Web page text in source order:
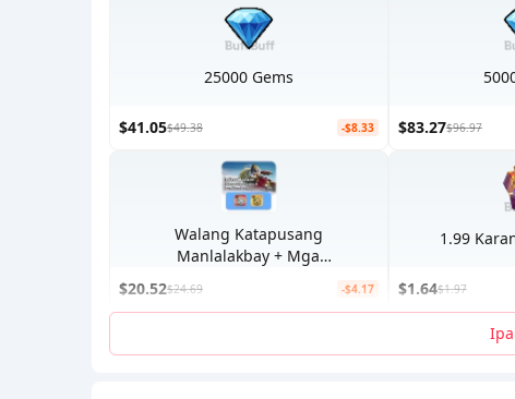
25000 Gems
$41.05$49.38 -$8.33 $83.27$96.97
Walang Katapusang
Manlalakbay + Mga
Walang Hanggang
$20.52$24.69 -$4.17
1.99
$1.64$1.97